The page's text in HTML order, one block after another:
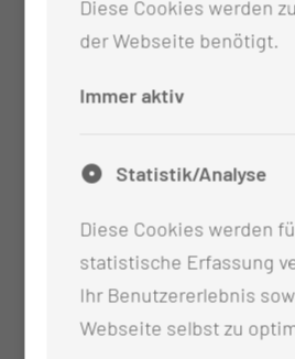
Diese Cookies werden
der Webseite benötigt.
Immer aktiv
Statistik/Analyse
Diese Cookies werden
statistische Erfassung
Ihr Benutzererlebnis
Webseite selbst zu